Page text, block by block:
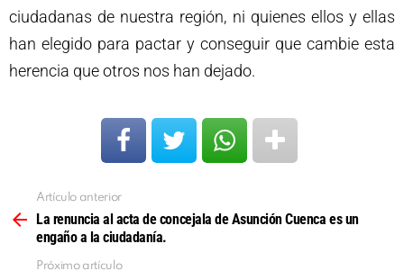
ciudadanas de nuestra región, ni quienes ellos y ellas
han elegido para pactar y conseguir que cambie esta
herencia que otros nos han dejado.
más
Artículo anterior
La renuncia al acta de concejala de Asunción Cuenca es un
engaño a la ciudadanía.
Próximo artículo